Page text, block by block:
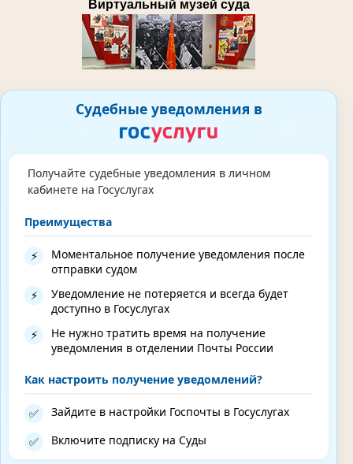
Виртуальный музей суда
Судебные уведомления в
Получайте судебные уведомления в личном
кабинете на Госуслугах
Преимущества
⚡
Моментальное получение уведомления после
отправки судом
⚡
Уведомление не потеряется и всегда будет
доступно в Госуслугах
⚡
Не нужно тратить время на получение
уведомления в отделении Почты России
Как настроить получение уведомлений?
✅ Зайдите в настройки Госпочты в Госуслугах
✅ Включите подписку на Суды